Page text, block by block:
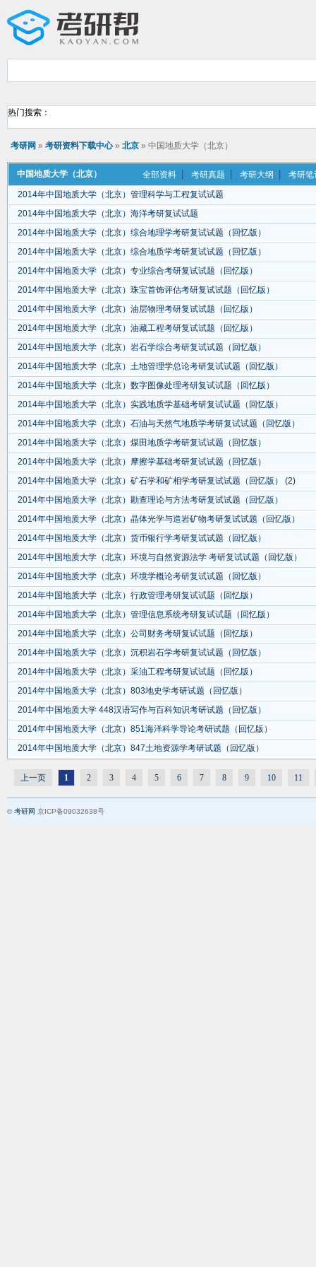
热门搜索：
考研网 » 考研资料下载中心» 北京 » 中国地质大学（北京）
全部资料 考研真题 考研大纲 考研笔
中国地质大学（北京）
2014年中国地质大学（北京）管理科学与工程复试试题
2014年中国地质大学（北京）海洋考研复试试题
2014年中国地质大学（北京）综合地理学考研复试试题（回忆版）
2014年中国地质大学（北京）综合地质学考研复试试题（回忆版）
2014年中国地质大学（北京）专业综合考研复试试题（回忆版）
2014年中国地质大学（北京）珠宝首饰评估考研复试试题（回忆版）
2014年中国地质大学（北京）油层物理考研复试试题（回忆版）
2014年中国地质大学（北京）油藏工程考研复试试题（回忆版）
2014年中国地质大学（北京）岩石学综合考研复试试题（回忆版）
2014年中国地质大学（北京）土地管理学总论考研复试试题（回忆版）
2014年中国地质大学（北京）数字图像处理考研复试试题（回忆版）
2014年中国地质大学（北京）实践地质学基础考研复试试题（回忆版）
2014年中国地质大学（北京）石油与天然气地质学考研复试试题（回忆版）
2014年中国地质大学（北京）煤田地质学考研复试试题（回忆版）
2014年中国地质大学（北京）摩擦学基础考研复试试题（回忆版）
2014年中国地质大学（北京）矿石学和矿相学考研复试试题（回忆版） (2)
2014年中国地质大学（北京）勘查理论与方法考研复试试题（回忆版）
2014年中国地质大学（北京）晶体光学与造岩矿物考研复试试题（回忆版）
2014年中国地质大学（北京）货币银行学考研复试试题（回忆版）
2014年中国地质大学（北京）环境与自然资源法学 考研复试试题（回忆版）
2014年中国地质大学（北京）环境学概论考研复试试题（回忆版）
2014年中国地质大学（北京）行政管理考研复试试题（回忆版）
2014年中国地质大学（北京）管理信息系统考研复试试题（回忆版）
2014年中国地质大学（北京）公司财务考研复试试题（回忆版）
2014年中国地质大学（北京）沉积岩石学考研复试试题（回忆版）
2014年中国地质大学（北京）采油工程考研复试试题（回忆版）
2014年中国地质大学（北京）803地史学考研试题（回忆版）
2014年中国地质大学 448汉语写作与百科知识考研试题（回忆版）
2014年中国地质大学（北京）851海洋科学导论考研试题（回忆版）
2014年中国地质大学（北京）847土地资源学考研试题（回忆版）
上一页 1 2 3 4 5 6 7 8 9 10 11
©考研网 京ICP备09032638号